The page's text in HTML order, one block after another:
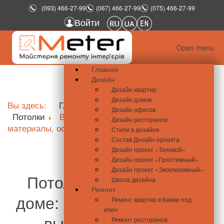
(093) 466-27-99 (067) 466-27-99 (075) 466-27-99
Войти
Open menu
Главная
Дизайн
Дизайн квартир
Дизайн домов
Дизайн офисов
Дизайн ресторанов
Стили в дизайне
Состав Дизайн-проекта
Дизайн проект «Типовой»
Дизайн проект «Престижный»
Дизайн проект «Эксклюзивный»
Школа дизайна
Ремонт
Ремонт квартир в Киеве под
ключ
Ремонт ресторанов
Вы здесь: Главная
Школа ремонта
Потолки
Виды потолков в деревянном доме:
материалы, особенности монтажа и другие нюансы
Потолок в деревянном
доме: виды, монтаж и как